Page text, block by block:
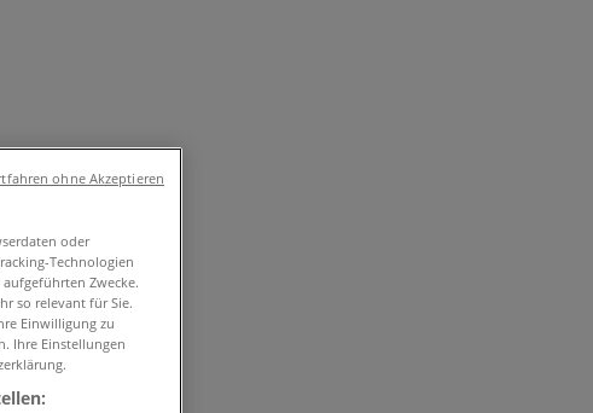
oder
Technologien
Zwecke.
so relevant für Sie.
Einwilligung zu
Ihre Einstellungen
ohne Akzeptieren